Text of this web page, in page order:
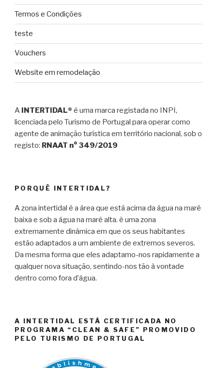
Termos e Condições
teste
Vouchers
Website em remodelação
A INTERTIDAL® é uma marca registada no INPI,
licenciada pelo Turismo de Portugal para operar como
agente de animação turística em território nacional, sob o
registo: RNAAT n° 349/2019
PORQUÊ INTERTIDAL?
A zona intertidal é a área que está acima da água na maré
baixa e sob a água na maré alta. è uma zona
extremamente dinâmica em que os seus habitantes
estão adaptados a um ambiente de extremos severos.
Da mesma forma que eles adaptamo-nos rapidamente a
qualquer nova situação, sentindo-nos tão à vontade
dentro como fora d’água.
A INTERTIDAL ESTÁ CERTIFICADA NO
PROGRAMA “CLEAN & SAFE” PROMOVIDO
PELO TURISMO DE PORTUGAL